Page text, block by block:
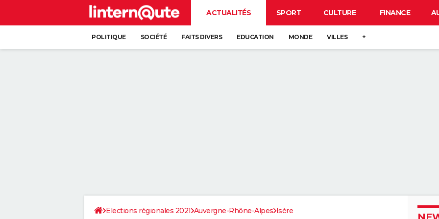
ACTUALITÉS SPORT CULTURE FINANCE
POLITIQUE SOCIÉTÉ FAITS DIVERS EDUCATION MONDE VILLES +
Elections régionales 2021 Auvergne-Rhône-Alpes Isère